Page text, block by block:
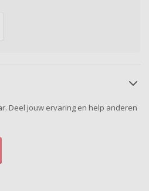
Deel jouw ervaring en help anderen